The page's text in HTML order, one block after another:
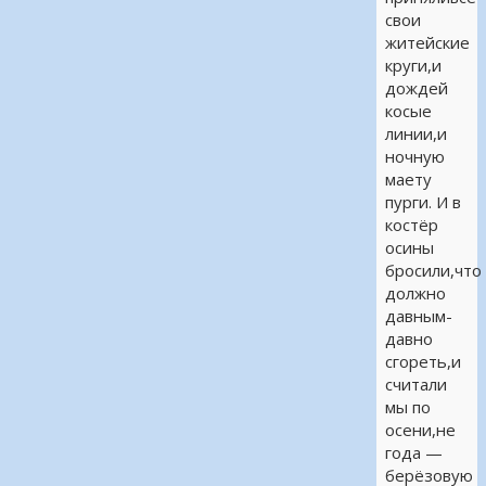
свои
житейские
круги,и
дождей
косые
линии,и
ночную
маету
пурги. И в
костёр
осины
бросили,что
должно
давным-
давно
сгореть,и
считали
мы по
осени,не
года —
берёзовую